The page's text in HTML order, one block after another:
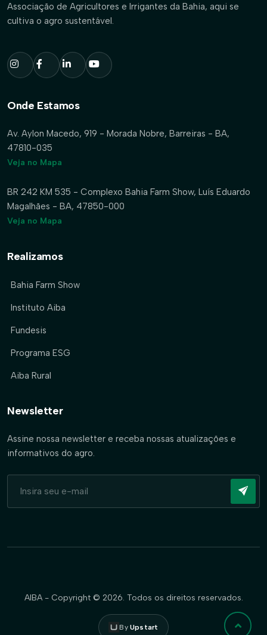
Associação de Agricultores e Irrigantes da Bahia, aqui se
cultiva o agro sustentável.
Onde Estamos
Av. Aylon Macedo, 919 - Morada Nobre, Barreiras - BA,
47810-035
Veja no Mapa
BR 242 KM 535 - Complexo Bahia Farm Show, Luís Eduardo
Magalhães - BA, 47850-000
Veja no Mapa
Realizamos
Bahia Farm Show
Instituto Aiba
Fundesis
Programa ESG
Aiba Rural
Newsletter
Assine nossa newsletter e receba nossas atualizações e
informativos do agro.
AIBA - Copyright © 2026. Todos os direitos reservados.
ByUpstart